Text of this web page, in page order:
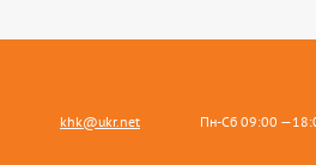
khk@ukr.net Пн-Сб 09:00